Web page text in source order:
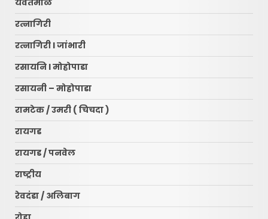
यवतमाळ
रत्नागिरी
रत्नागिरी l जांभारी
रसायनि l मोहोपाडा
रसायनी – मोहोपाडा
रामटेक / उमरी ( चिचदा )
रायगड
रायगड / पनवेल
राष्ट्रीय
रेवदंडा / अलिबाग